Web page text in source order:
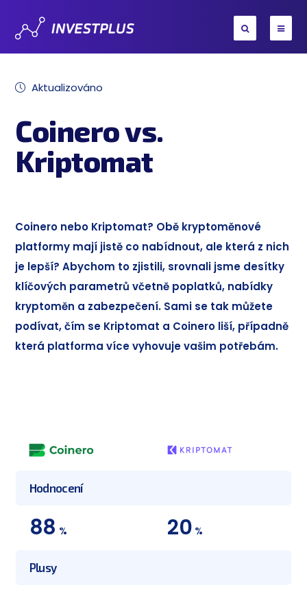
Aktualizováno
Coinero vs.
Kriptomat
Coinero nebo Kriptomat? Obě kryptoměnové
platformy mají jistě co nabídnout, ale která z nich
je lepší? Abychom to zjistili, srovnali jsme desítky
klíčových parametrů včetně poplatků, nabídky
kryptoměn a zabezpečení. Sami se tak můžete
podívat, čím se Kriptomat a Coinero liší, případně
která platforma více vyhovuje vašim potřebám.
Hodnocení
88 % 20 %
Plusy